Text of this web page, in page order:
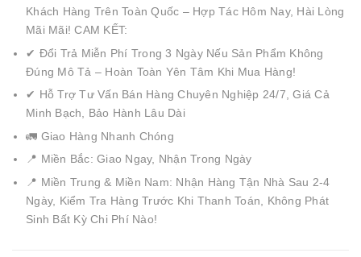
Khách Hàng Trên Toàn Quốc – Hợp Tác Hôm Nay, Hài Lòng
Mãi Mãi! CAM KẾT:
✔ Đổi Trả Miễn Phí Trong 3 Ngày Nếu Sản Phẩm Không
Đúng Mô Tả – Hoàn Toàn Yên Tâm Khi Mua Hàng!
✔ Hỗ Trợ Tư Vấn Bán Hàng Chuyên Nghiệp 24/7, Giá Cả
Minh Bạch, Bảo Hành Lâu Dài
🚛 Giao Hàng Nhanh Chóng
📍 Miền Bắc: Giao Ngay, Nhận Trong Ngày
📍 Miền Trung & Miền Nam: Nhận Hàng Tận Nhà Sau 2-4
Ngày, Kiểm Tra Hàng Trước Khi Thanh Toán, Không Phát
Sinh Bất Kỳ Chi Phí Nào!